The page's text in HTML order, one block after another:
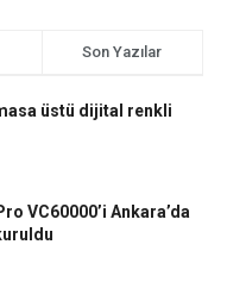
Son Yazılar
üstü dijital renkli
VC60000’i Ankara’da